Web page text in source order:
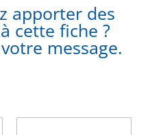
apporter des
cette fiche ?
message.